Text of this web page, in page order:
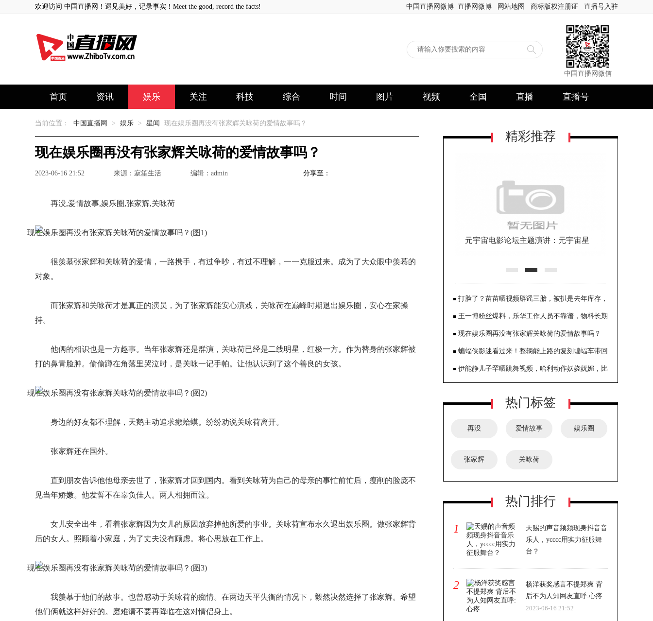
欢迎访问 中国直播网！遇见美好，记录事实！Meet the good, record the facts! 中国直播网微博 直播网微博 网站地图 商标版权注册证 直播号入驻
中国直播网微信
首页 资讯 娱乐 关注 科技 综合 时间 图片 视频 全国 直播 直播号
当前位置： 中国直播网 > 娱乐 > 星闻 现在娱乐圈再没有张家辉关咏荷的爱情故事吗？
现在娱乐圈再没有张家辉关咏荷的爱情故事吗？
2023-06-16 21:52 来源：寂笙生活 编辑：admin 分享至：
再没,爱情故事,娱乐圈,张家辉,关咏荷
很羡慕张家辉和关咏荷的爱情，一路携手，有过争吵，有过不理解，一一克服过来。成为了大众眼中羡慕的
对象。
而张家辉和关咏荷才是真正的演员，为了张家辉能安心演戏，关咏荷在巅峰时期退出娱乐圈，安心在家操
持。
他俩的相识也是一方趣事。当年张家辉还是群演，关咏荷已经是二线明星，红极一方。作为替身的张家辉被
打的鼻青脸肿。偷偷蹲在角落里哭泣时，是关咏一记手帕。让他认识到了这个善良的女孩。
身边的好友都不理解，天鹅主动追求癞蛤蟆。纷纷劝说关咏荷离开。
张家辉还在国外。
直到朋友告诉他他母亲去世了，张家辉才回到国内。看到关咏荷为自己的母亲的事忙前忙后，瘦削的脸庞不
见当年娇嫩。他发誓不在辜负佳人。两人相拥而泣。
女儿安全出生，看着张家辉因为女儿的原因放弃掉他所爱的事业。关咏荷宣布永久退出娱乐圈。做张家辉背
后的女人。照顾着小家庭，为了丈夫没有顾虑。将心思放在工作上。
我羡慕于他们的故事。也曾感动于关咏荷的痴情。在两边天平失衡的情况下，毅然决然选择了张家辉。希望
他们俩就这样好好的。磨难请不要再降临在这对情侣身上。
精彩推荐
元宇宙电影论坛主题演讲：元宇宙星
打脸了？苗苗晒视频辟谣三胎，被扒是去年库存，
妹妹太黏人遭吐槽
王一博粉丝爆料，乐华工作人员不靠谱，物料长期
期遭泄露
现在娱乐圈再没有张家辉关咏荷的爱情故事吗？
蝙蝠侠影迷看过来！整辆能上路的复刻蝙蝠车带回
家怎么样？
伊能静儿子罕晒跳舞视频，哈利动作妖娆妩媚，比
热门标签
再没 爱情故事 娱乐圈
张家辉 关咏荷
热门排行
1
天赐的声音频频现身抖音音
乐人，ycccc用实力征服舞
台？
2
杨洋获奖感言不提郑爽 背
后不为人知网友直呼:心疼
2023-06-16 21:52